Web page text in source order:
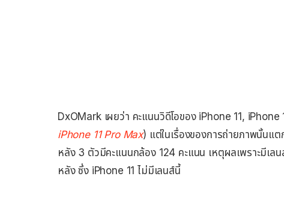
DxOMark เผยว่า คะแนนวิดีโอของ iPhone 11,
iPhone 11 Pro Max) แต่ในเรื่องของการถ่ายภาพนั้นแ
หลัง 3 ตัวมีคะแนนกล้อง 124 คะแนน เหตุผลเพราะมีเล
หลัง ซึ่ง iPhone 11 ไม่มีเลนส์นี้